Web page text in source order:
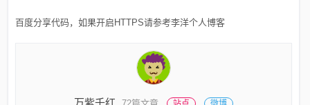
百度分享代码，如果开启HTTPS请参考李洋个人博客
万紫千红